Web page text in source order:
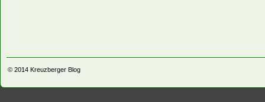
© 2014 Kreuzberger Blog